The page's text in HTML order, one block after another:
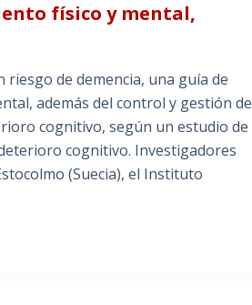
físico y mental,
de demencia, una guía de
además del control y gestión de
cognitivo, según un estudio de
cognitivo. Investigadores
(Suecia), el Instituto